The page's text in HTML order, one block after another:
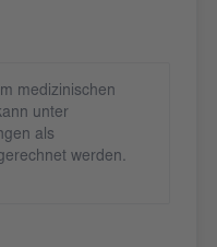
medizinischen
unter
als
werden.